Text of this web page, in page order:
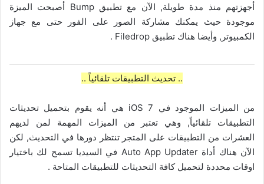
أجهزتهم منذ مدة طويلة, الآن مع تطبيق Bump أصبحت الميزة
موجودة حيث يمكنك مشاركة الصور على الفور حتى مع جهاز
الكمبيوتر, وأيضا هناك تطبيق Filedrop .
.. تحديث التطبيقات تلقائياً ..
من الميزات الموجود في iOS 7 هي أنه يقوم بتحميل تحديثات
التطبيقات تلقائياً, وهي تعتبر من الميزات المهمة لمن لديهم
العشرات من التطبيقات على المتجر تنتظر دورها في التحديث, لكن
الآن هناك أداة Auto App Updater في السيديا تسمح لك باختيار
اوقات محددة لتحميل كافة التحديثات للتطبيقات المتاحة .